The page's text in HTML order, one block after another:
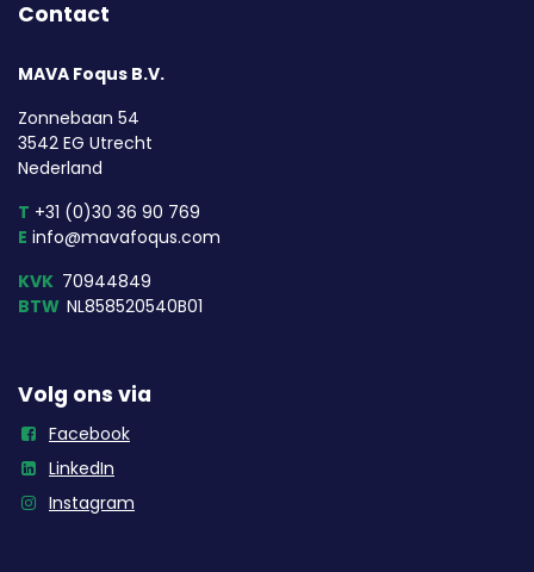
Contact
MAVA Foqus B.V.
Zonnebaan 54
3542 EG Utrecht
Nederland
T +31 (0)30 36 90 769
E info@mavafoqus.com
KVK 70944849
BTW NL858520540B01
Volg ons via
Facebook
LinkedIn
Instagram